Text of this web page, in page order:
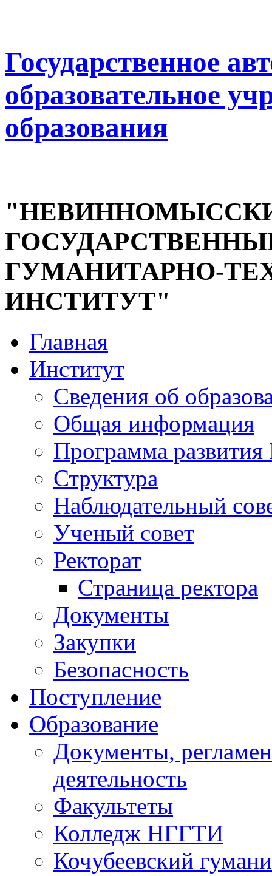
Государственное
образовательное
образования
ГУМАНИТАРНО-
ИНСТИТУТ"
Главная
Институт
Сведения об
Общая информация
Программа
Структура
Наблюдательный
Ученый совет
Ректорат
Страница ректора
Документы
Закупки
Безопасность
Поступление
Образование
Документы,
деятельность
Факультеты
Колледж НГГТИ
Кочубеевский